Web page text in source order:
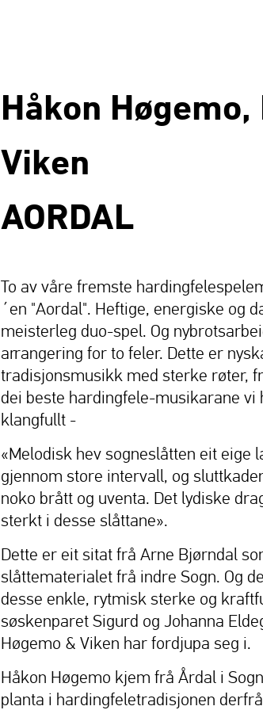
Håkon
Viken
AORDAL
To av våre fremste
´en "Aordal". Heftige, energiske og
meisterleg duo-spel. Og
arrangering for to feler. Dette er
tradisjonsmusikk med sterke røter,
dei beste hardingfele-musikarane vi
klangfullt -
«Melodisk hev sogneslåtten eit eige
gjennom store intervall, og
noko brått og uventa. Det lydiske
sterkt i desse slåttane».
Dette er eit sitat frå Arne Bjørndal
slåttematerialet frå indre Sogn. Og
desse enkle, rytmisk sterke og
søskenparet Sigurd og Johanna
Høgemo & Viken har fordjupa seg i.
Håkon Høgemo kjem frå Årdal i
planta i hardingfeletradisjonen